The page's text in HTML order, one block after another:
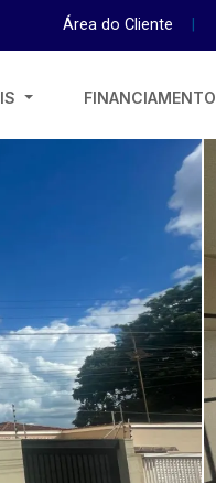
Área do Cliente
FINANCIAMENTO